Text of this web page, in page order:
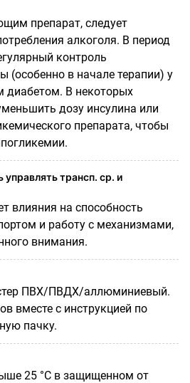
препарат, следует
алкоголя. В период
контроль
(особенно в начале терапии) у
диабетом. В некоторых
дозу инсулина или
препарата, чтобы
управлять трансп. ср. и
влияния на способность
и работу с механизмами,
внимания.
ПВХ/ПВДХ/аллюминиевый.
вместе с инструкцией по
пачку.
25 °С в защищенном от